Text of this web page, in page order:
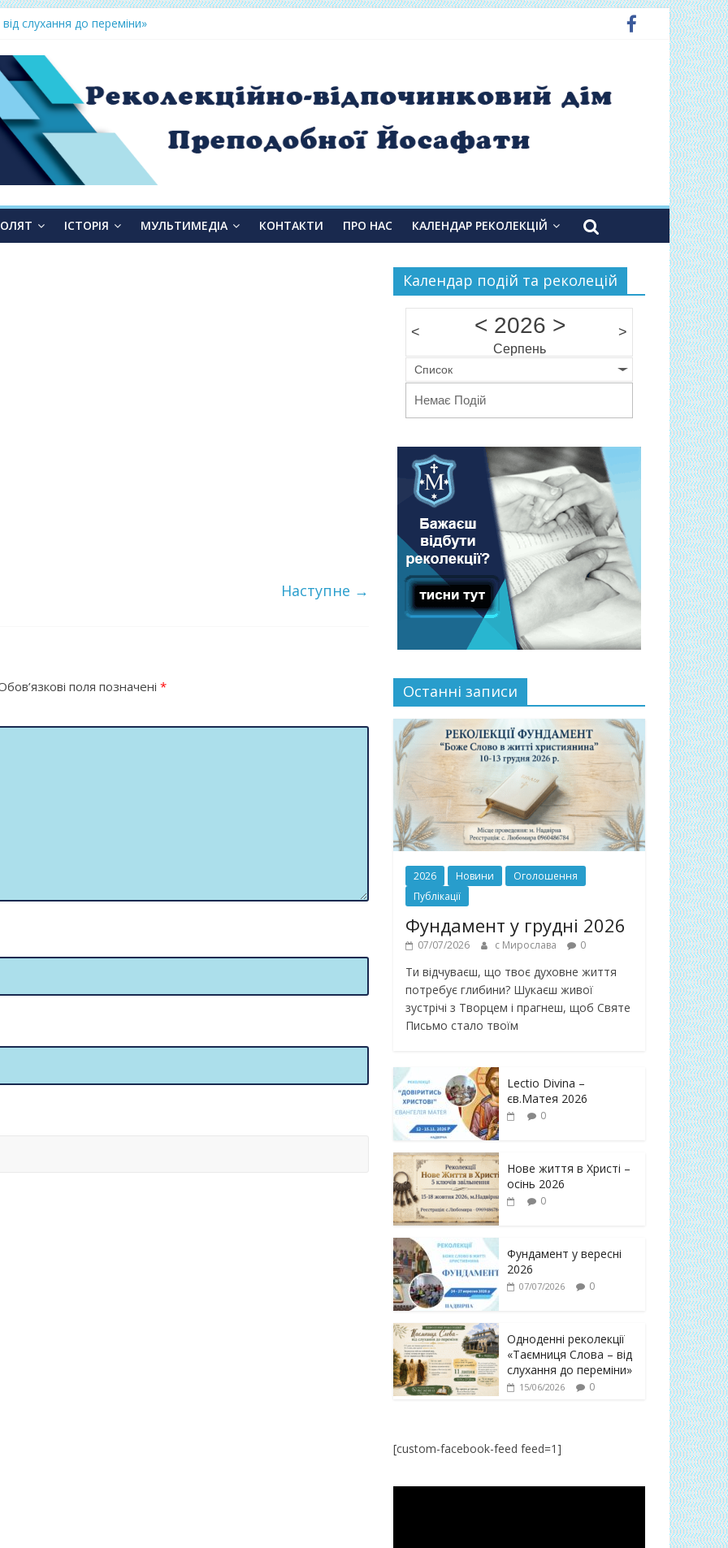
слухання до переміни»
ІСТОРІЯ МУЛЬТИМЕДІА КОНТАКТИ ПРО НАС КАЛЕНДАР РЕКОЛЕКЦІЙ
Наступне →
поля позначені *
Календар подій та реколецій
< < 2026 >
Серпень
>
Список
Немає Подій
Останні записи
2026 Новини
Оголошення
Публікації
Фундамент у грудні 2026
07/07/2026 с Мирослава 0
Ти відчуваєш, що твоє духовне життя
потребує глибини? Шукаєш живої
зустрічі з Творцем і прагнеш, щоб Святе
Письмо стало твоїм
Lectio Divina –
єв.Матея 2026
0
Нове життя в Христі –
осінь 2026
0
Фундамент у вересні
2026
07/07/2026 0
Одноденні реколекції
«Таємниця Слова – від
слухання до переміни»
15/06/2026 0
[custom-facebook-feed feed=1]